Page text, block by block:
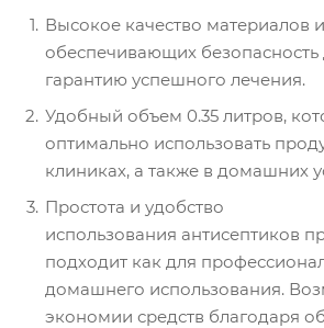
Высокое качество материалов
обеспечивающих безопасность
гарантию успешного лечения.
Удобный объем 0.35 литров,
оптимально использовать
клиниках, а также в домашних
Простота и удобство
использования антисептиков
подходит как для
домашнего использования.
экономии средств благодаря